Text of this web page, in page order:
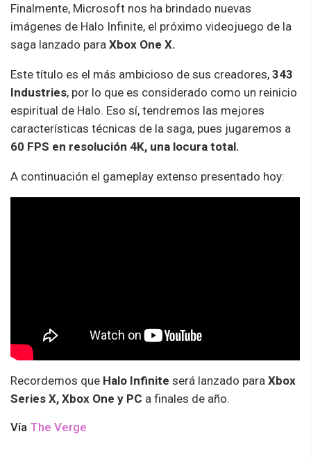
Finalmente, Microsoft nos ha brindado nuevas
imágenes de Halo Infinite, el próximo videojuego de la
saga lanzado para Xbox One X.
Este título es el más ambicioso de sus creadores, 343
Industries, por lo que es considerado como un reinicio
espiritual de Halo. Eso sí, tendremos las mejores
características técnicas de la saga, pues jugaremos a
60 FPS en resolución 4K, una locura total.
A continuación el gameplay extenso presentado hoy:
Recordemos que Halo Infinite será lanzado para Xbox
Series X, Xbox One y PC a finales de año.
Vía The Verge